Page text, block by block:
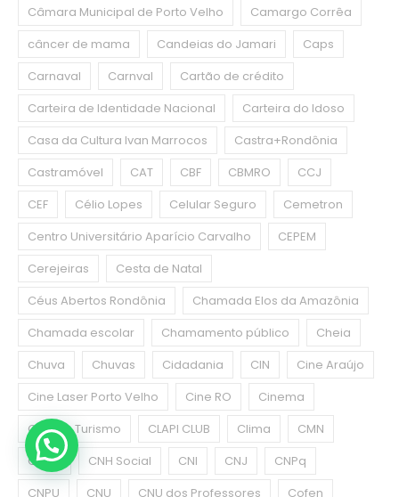
Câmara Municipal de Porto Velho
Camargo Corrêa
câncer de mama
Candeias do Jamari
Caps
Carnaval
Carnval
Cartão de crédito
Carteira de Identidade Nacional
Carteira do Idoso
Casa da Cultura Ivan Marrocos
Castra+Rondônia
Castramóvel
CAT CBF CBMRO
CCJ
CEF
Célio Lopes Celular Seguro
Cemetron
Centro Universitário Aparício Carvalho
CEPEM
Cerejeiras
Cesta de Natal
Céus Abertos Rondônia
Chamada Elos da Amazônia
Chamada escolar
Chamamento público
Cheia
Chuva
Chuvas Cidadania CIN
Cine Araújo
Cine Laser Porto Velho
Cine RO
Cinema
Circuito Turismo
CLAPI CLUB Clima
CMN
CMPV
CNH Social CNI CNJ
CNPq
CNPU
CNU CNU dos Professores Cofen